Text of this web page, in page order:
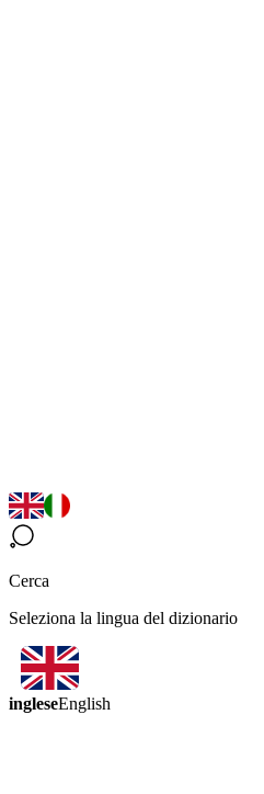
Cerca
Seleziona la lingua del dizionario
ingleseEnglish